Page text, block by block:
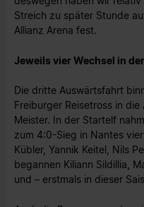
Streich zu später Stunde
Allianz Arena fest.
Jeweils vier Wechsel in
Die dritte Auswärtsfahrt
Freiburger Reisetross in
Meister. In der Startelf
zum 4:0-Sieg in Nantes
Kübler, Yannik Keitel, Nils
begannen Kiliann Sildillia,
und – erstmals in dieser